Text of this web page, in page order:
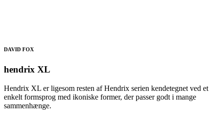
DAVID FOX
hendrix XL
Hendrix XL er ligesom resten af Hendrix serien kendetegnet ved et
enkelt formsprog med ikoniske former, der passer godt i mange
sammenhænge.